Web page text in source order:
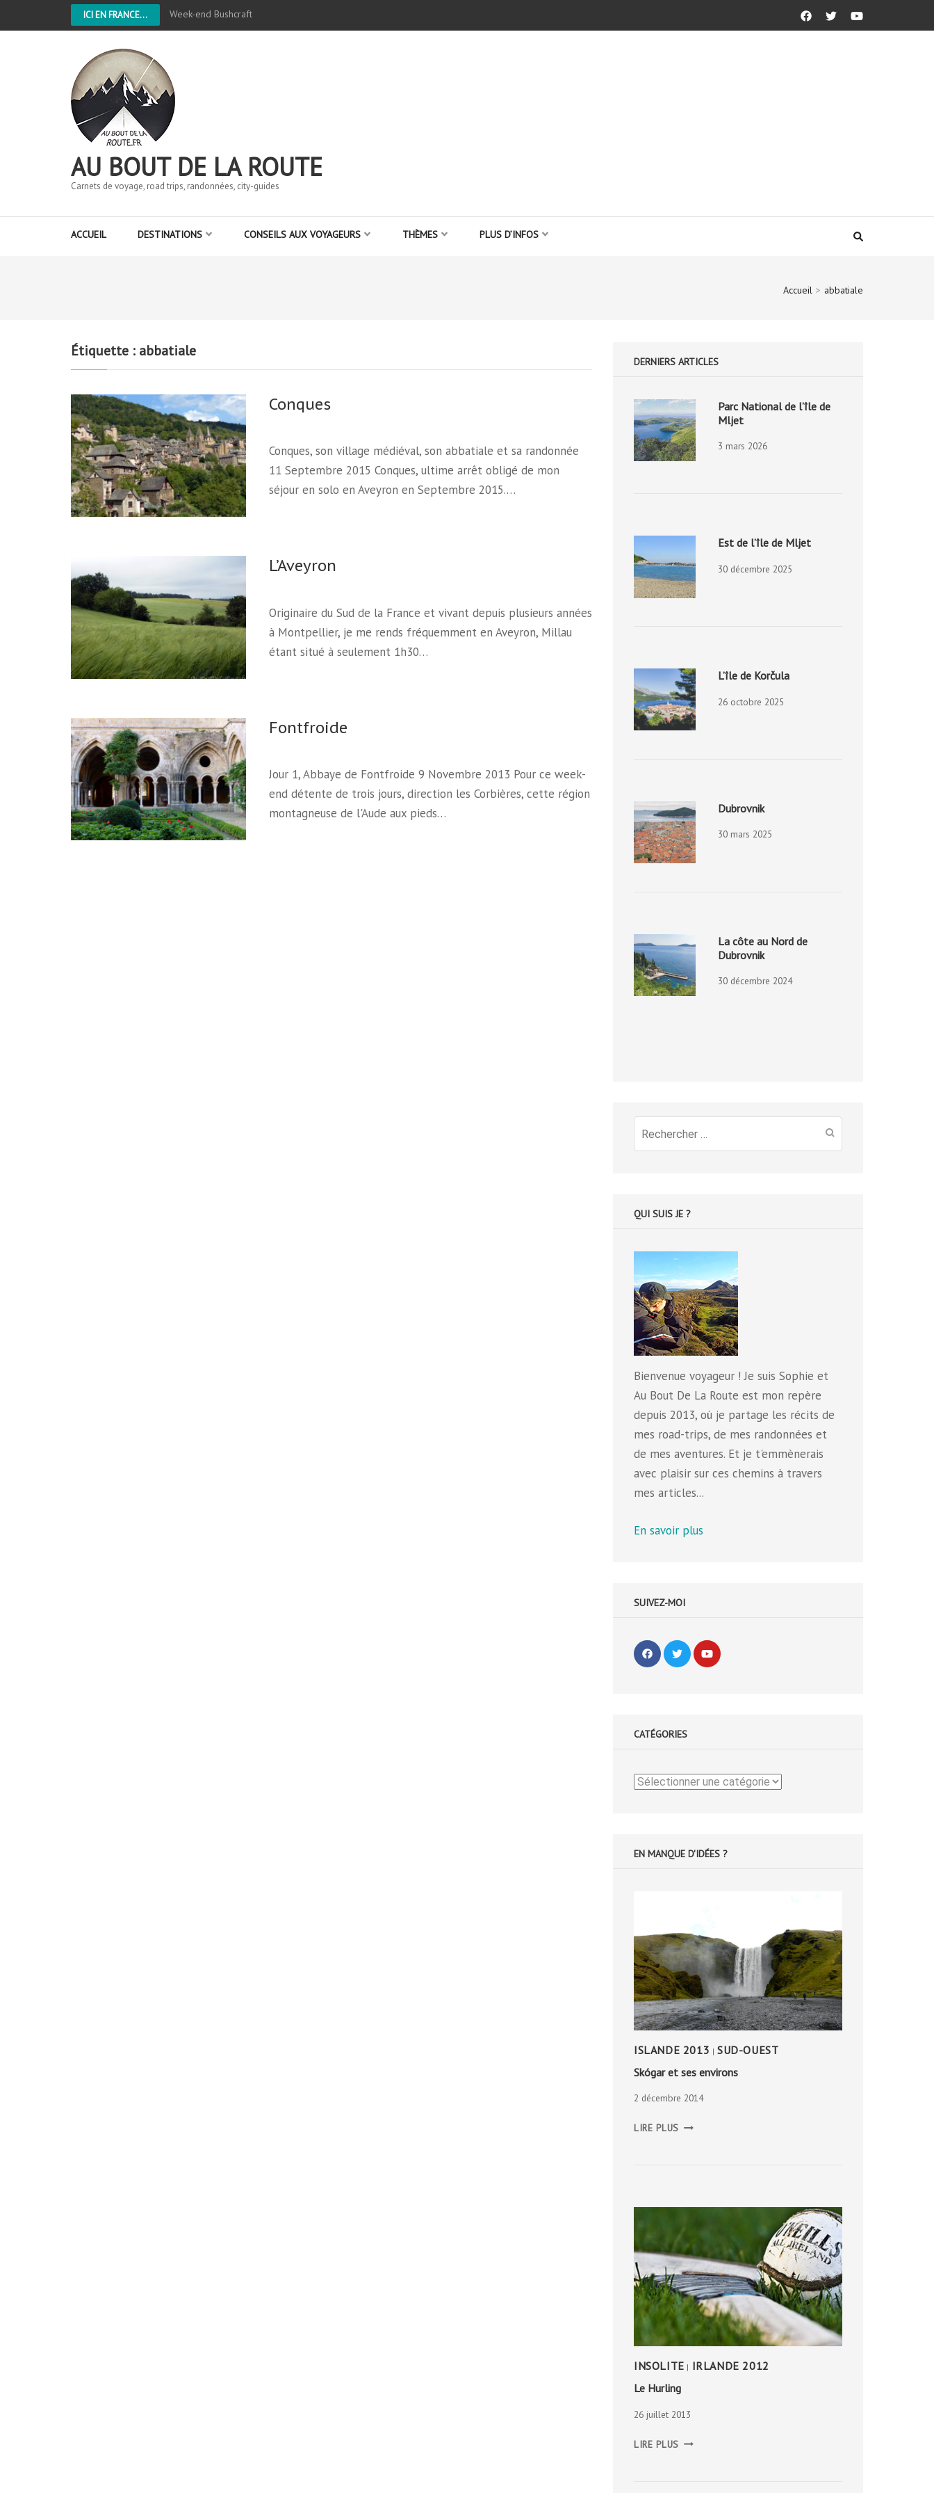
ICI EN FRANCE... Week-end Bushcraft
AU BOUT DE LA ROUTE
Carnets de voyage, road trips, randonnées, city-guides
ACCUEIL DESTINATIONS CONSEILS AUX VOYAGEURS THÈMES PLUS D’INFOS
Accueil > abbatiale
Étiquette : abbatiale
Conques
Conques, son village médiéval, son abbatiale et sa randonnée
11 Septembre 2015 Conques, ultime arrêt obligé de mon
séjour en solo en Aveyron en Septembre 2015.…
L’Aveyron
Originaire du Sud de la France et vivant depuis plusieurs années
à Montpellier, je me rends fréquemment en Aveyron, Millau
étant situé à seulement 1h30…
Fontfroide
Jour 1, Abbaye de Fontfroide 9 Novembre 2013 Pour ce week-
end détente de trois jours, direction les Corbières, cette région
montagneuse de l'Aude aux pieds…
DERNIERS ARTICLES
Parc National de l’île de
Mljet
3 mars 2026
Est de l’île de Mljet
30 décembre 2025
L’île de Korčula
26 octobre 2025
Dubrovnik
30 mars 2025
La côte au Nord de
Dubrovnik
30 décembre 2024
Recherche
pour
QUI SUIS JE ?
Bienvenue voyageur ! Je suis Sophie et
Au Bout De La Route est mon repère
depuis 2013, où je partage les récits de
mes road-trips, de mes randonnées et
de mes aventures. Et je t'emmènerais
avec plaisir sur ces chemins à travers
mes articles...
En savoir plus
SUIVEZ-MOI
CATÉGORIES
Catégories
EN MANQUE D'IDÉES ?
ISLANDE 2013 | SUD-OUEST
Skógar et ses environs
2 décembre 2014
LIRE PLUS
INSOLITE | IRLANDE 2012
Le Hurling
26 juillet 2013
LIRE PLUS HURLING